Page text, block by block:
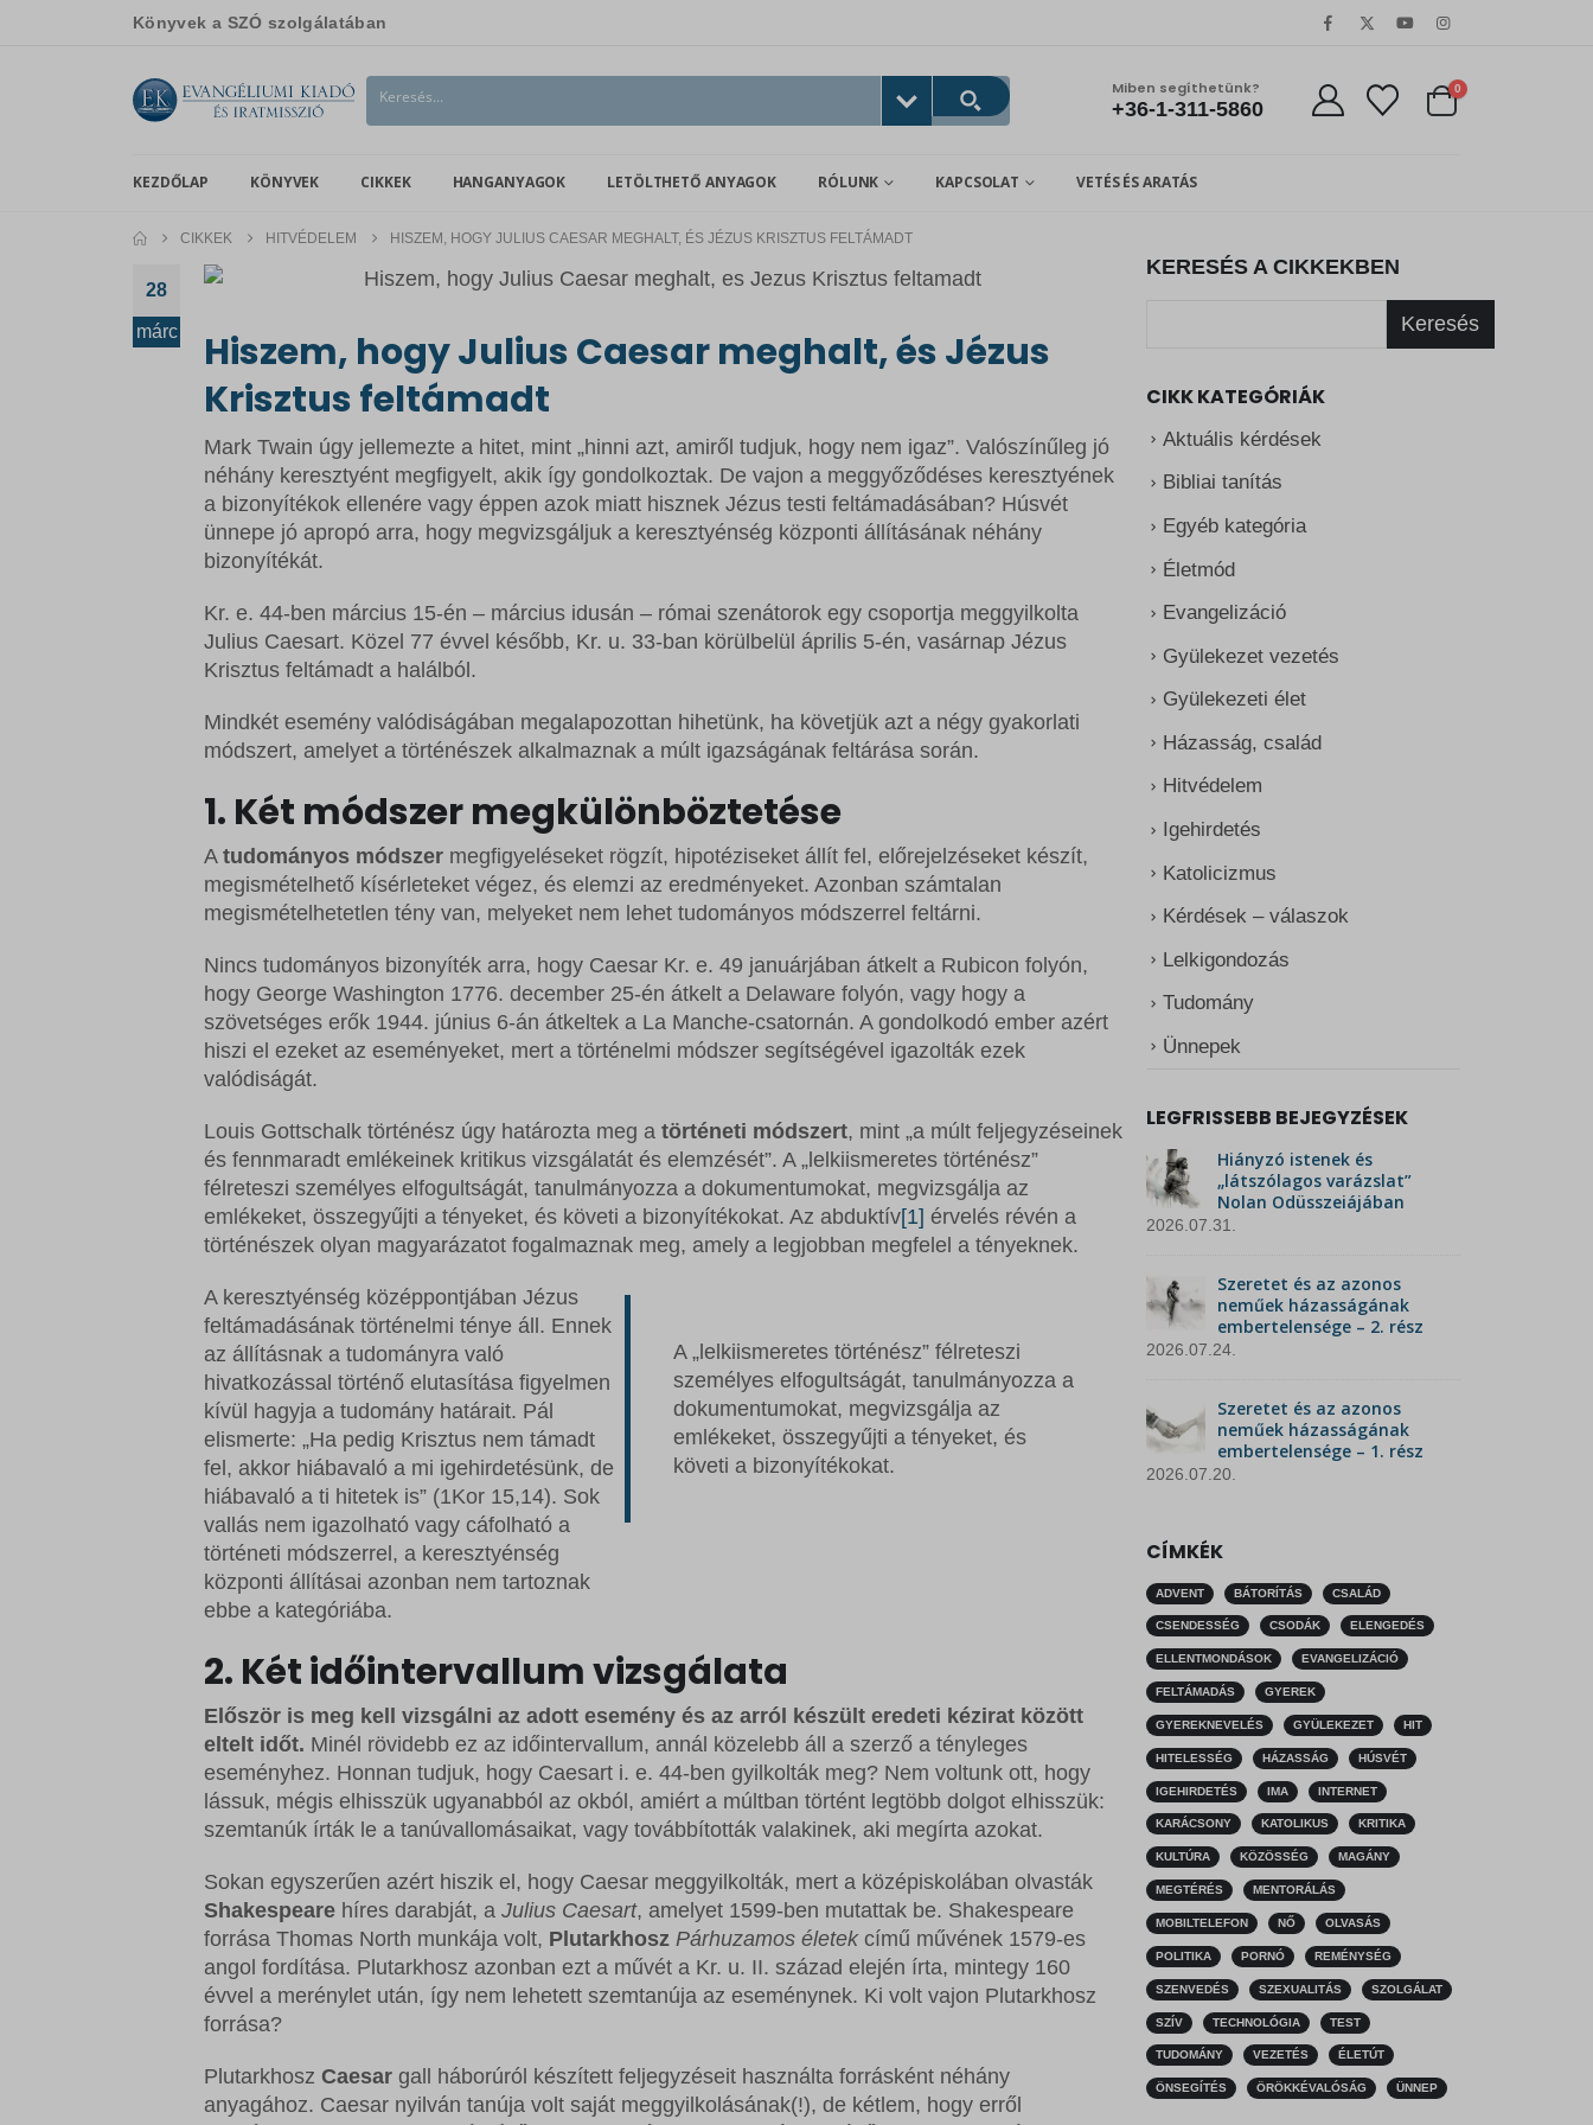
Könyvek a SZÓ szolgálatában
Miben segíthetünk?
+36-1-311-5860
0
KEZDŐLAP KÖNYVEK CIKKEK HANGANYAGOK LETÖLTHETŐ ANYAGOK RÓLUNK KAPCSOLAT VETÉS ÉS ARATÁS
CIKKEK HITVÉDELEM HISZEM, HOGY JULIUS CAESAR MEGHALT, ÉS JÉZUS KRISZTUS FELTÁMADT
28
márc
Hiszem, hogy Julius Caesar meghalt, és Jézus
Krisztus feltámadt
Mark Twain úgy jellemezte a hitet, mint „hinni azt, amiről tudjuk, hogy nem igaz”. Valószínűleg jó
néhány keresztyént megfigyelt, akik így gondolkoztak. De vajon a meggyőződéses keresztyének
a bizonyítékok ellenére vagy éppen azok miatt hisznek Jézus testi feltámadásában? Húsvét
ünnepe jó apropó arra, hogy megvizsgáljuk a keresztyénség központi állításának néhány
bizonyítékát.
Kr. e. 44-ben március 15-én – március idusán – római szenátorok egy csoportja meggyilkolta
Julius Caesart. Közel 77 évvel később, Kr. u. 33-ban körülbelül április 5-én, vasárnap Jézus
Krisztus feltámadt a halálból.
Mindkét esemény valódiságában megalapozottan hihetünk, ha követjük azt a négy gyakorlati
módszert, amelyet a történészek alkalmaznak a múlt igazságának feltárása során.
1. Két módszer megkülönböztetése
A tudományos módszer megfigyeléseket rögzít, hipotéziseket állít fel, előrejelzéseket készít,
megismételhető kísérleteket végez, és elemzi az eredményeket. Azonban számtalan
megismételhetetlen tény van, melyeket nem lehet tudományos módszerrel feltárni.
Nincs tudományos bizonyíték arra, hogy Caesar Kr. e. 49 januárjában átkelt a Rubicon folyón,
hogy George Washington 1776. december 25-én átkelt a Delaware folyón, vagy hogy a
szövetséges erők 1944. június 6-án átkeltek a La Manche-csatornán. A gondolkodó ember azért
hiszi el ezeket az eseményeket, mert a történelmi módszer segítségével igazolták ezek
valódiságát.
Louis Gottschalk történész úgy határozta meg a történeti módszert, mint „a múlt feljegyzéseinek
és fennmaradt emlékeinek kritikus vizsgálatát és elemzését”. A „lelkiismeretes történész”
félreteszi személyes elfogultságát, tanulmányozza a dokumentumokat, megvizsgálja az
emlékeket, összegyűjti a tényeket, és követi a bizonyítékokat. Az abduktív[1] érvelés révén a
történészek olyan magyarázatot fogalmaznak meg, amely a legjobban megfelel a tényeknek.
A „lelkiismeretes történész” félreteszi
személyes elfogultságát, tanulmányozza a
dokumentumokat, megvizsgálja az
emlékeket, összegyűjti a tényeket, és
követi a bizonyítékokat.
A keresztyénség középpontjában Jézus
feltámadásának történelmi ténye áll. Ennek
az állításnak a tudományra való
hivatkozással történő elutasítása figyelmen
kívül hagyja a tudomány határait. Pál
elismerte: „Ha pedig Krisztus nem támadt
fel, akkor hiábavaló a mi igehirdetésünk, de
hiábavaló a ti hitetek is” (1Kor 15,14). Sok
vallás nem igazolható vagy cáfolható a
történeti módszerrel, a keresztyénség
központi állításai azonban nem tartoznak
ebbe a kategóriába.
2. Két időintervallum vizsgálata
Először is meg kell vizsgálni az adott esemény és az arról készült eredeti kézirat között
eltelt időt. Minél rövidebb ez az időintervallum, annál közelebb áll a szerző a tényleges
eseményhez. Honnan tudjuk, hogy Caesart i. e. 44-ben gyilkolták meg? Nem voltunk ott, hogy
lássuk, mégis elhisszük ugyanabból az okból, amiért a múltban történt legtöbb dolgot elhisszük:
szemtanúk írták le a tanúvallomásaikat, vagy továbbították valakinek, aki megírta azokat.
Sokan egyszerűen azért hiszik el, hogy Caesar meggyilkolták, mert a középiskolában olvasták
Shakespeare híres darabját, a Julius Caesart, amelyet 1599-ben mutattak be. Shakespeare
forrása Thomas North munkája volt, Plutarkhosz Párhuzamos életekcímű művének 1579-es
angol fordítása. Plutarkhosz azonban ezt a művét a Kr. u. II. század elején írta, mintegy 160
évvel a merénylet után, így nem lehetett szemtanúja az eseménynek. Ki volt vajon Plutarkhosz
forrása?
Plutarkhosz Caesar gall háborúról készített feljegyzéseit használta forrásként néhány
anyagához. Caesar nyilván tanúja volt saját meggyilkolásának(!), de kétlem, hogy erről
KERESÉS A CIKKEKBEN
Keresés
CIKK KATEGÓRIÁK
Aktuális kérdések
Bibliai tanítás
Egyéb kategória
Életmód
Evangelizáció
Gyülekezet vezetés
Gyülekezeti élet
Házasság, család
Hitvédelem
Igehirdetés
Katolicizmus
Kérdések – válaszok
Lelkigondozás
Tudomány
Ünnepek
LEGFRISSEBB BEJEGYZÉSEK
Hiányzó istenek és
„látszólagos varázslat”
Nolan Odüsszeiájában
2026.07.31.
Szeretet és az azonos
neműek házasságának
embertelensége – 2. rész
2026.07.24.
Szeretet és az azonos
neműek házasságának
embertelensége – 1. rész
2026.07.20.
CÍMKÉK
ADVENT BÁTORÍTÁS CSALÁD
CSENDESSÉG CSODÁK ELENGEDÉS
ELLENTMONDÁSOK EVANGELIZÁCIÓ
FELTÁMADÁS GYEREK
GYEREKNEVELÉS GYÜLEKEZET HIT
HITELESSÉG HÁZASSÁG HÚSVÉT
IGEHIRDETÉS IMA INTERNET
KARÁCSONY KATOLIKUS KRITIKA
KULTÚRA KÖZÖSSÉG MAGÁNY
MEGTÉRÉS MENTORÁLÁS
MOBILTELEFON NŐ OLVASÁS
POLITIKA PORNÓ REMÉNYSÉG
SZENVEDÉS SZEXUALITÁS SZOLGÁLAT
SZÍV TECHNOLÓGIA TEST
TUDOMÁNY VEZETÉS ÉLETÚT
ÖNSEGÍTÉS ÖRÖKKÉVALÓSÁG ÜNNEP